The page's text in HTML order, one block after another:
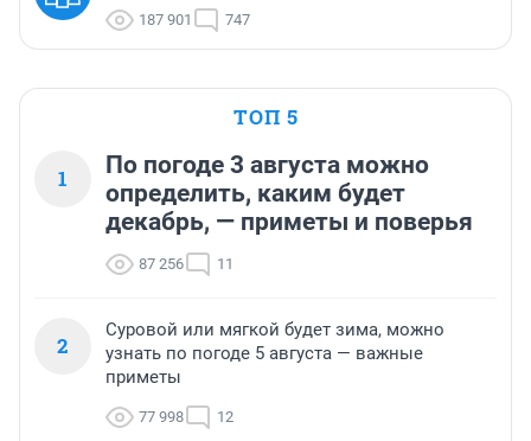
187 901 747
ТОП 5
1
По погоде 3 августа можно
определить, каким будет
декабрь, — приметы и поверья
87 256 11
2
Суровой или мягкой будет зима, можно
узнать по погоде 5 августа — важные
приметы
77 998 12